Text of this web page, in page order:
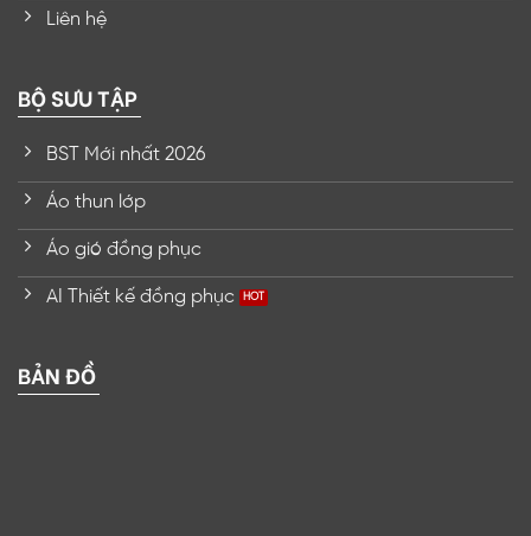
Liên hệ
BỘ SƯU TẬP
BST Mới nhất 2026
Áo thun lớp
Áo gió đồng phục
AI Thiết kế đồng phục
BẢN ĐỒ